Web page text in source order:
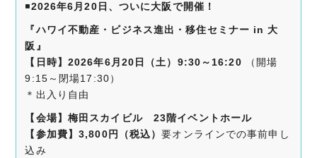
◾️2026年6月20日、ついに大阪で開催！
『ハワイ不動産・ビジネス進出・移住セミナー in 大
阪』
【日時】2026年6月20日（土）9:30～16:20 （開場
9:15～閉場17:30）
＊出入り自由
【会場】 梅田スカイビル 23階イベントホール
【参加費】3,800 円（税込）要オンラインでの事前申し
込み